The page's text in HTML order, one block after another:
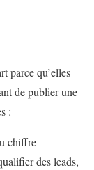
parce qu’elles
de publier une
:
chiffre
des leads,